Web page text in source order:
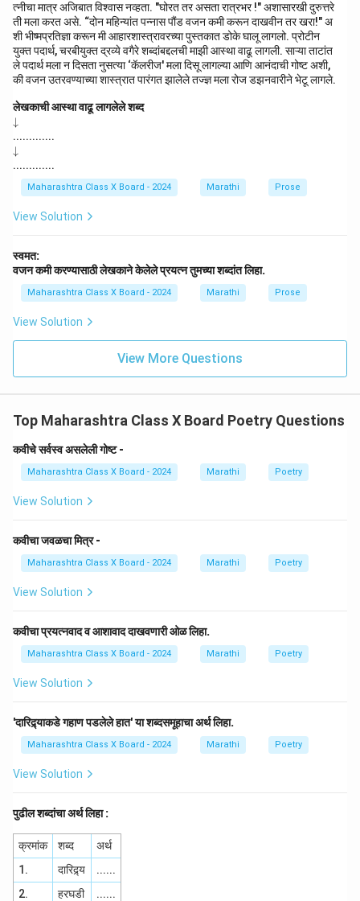
त्नीचा मात्र अजिबात विश्वास नव्हता. "घोरत तर असता रात्रभर !" अशासारखी दुरुत्तरे
ती मला करत असे. “दोन महिन्यांत पन्नास पौंड वजन कमी करून दाखवीन तर खरा!" अ
शी भीष्मप्रतिज्ञा करून मी आहारशास्त्रावरच्या पुस्तकात डोके घालू लागलो. प्रोटीन
युक्त पदार्थ, चरबीयुक्त द्रव्ये वगैरे शब्दांबद्दलची माझी आस्था वाढू लागली. साऱ्या ताटांत
ले पदार्थ मला न दिसता नुसत्या ‘कॅलरीज' मला दिसू लागल्या आणि आनंदाची गोष्ट अशी,
की वजन उतरवण्याच्या शास्त्रात पारंगत झालेले तज्ज्ञ मला रोज डझनवारीने भेटू लागले.
लेखकाची आस्था वाढू लागलेले शब्द
\d
w
na
rr
↓
.............
\d
o
↓
.............
Maharashtra Class X Board - 2024 Marathi Prose
View Solution
स्वमत:
वजन कमी करण्यासाठी लेखकाने केलेले प्रयत्न तुमच्या शब्दांत लिहा.
Maharashtra Class X Board - 2024 Marathi Prose
View Solution
View More Questions
Top Maharashtra Class X Board Poetry Questions
कवीचे सर्वस्व असलेली गोष्ट -
Maharashtra Class X Board - 2024 Marathi Poetry
View Solution
कवीचा जवळचा मित्र -
Maharashtra Class X Board - 2024 Marathi Poetry
View Solution
कवीचा प्रयत्नवाद व आशावाद दाखवणारी ओळ लिहा.
Maharashtra Class X Board - 2024 Marathi Poetry
View Solution
'दारिद्र्याकडे गहाण पडलेले हात' या शब्दसमूहाचा अर्थ लिहा.
Maharashtra Class X Board - 2024 Marathi Poetry
View Solution
पुढील शब्दांचा अर्थ लिहा :
क्रमांक शब्द
अर्थ
1.
दारिद्र्य
......
2.
हरघडी
......